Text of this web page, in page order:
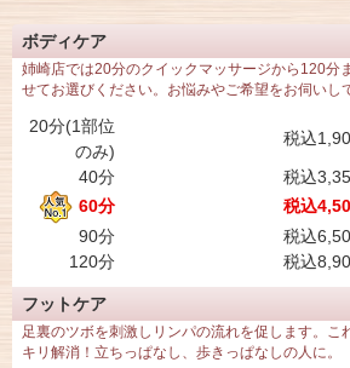
ボディケア
姉崎店では20分のクイックマッサージから120分
せてお選びください。お悩みやご希望をお伺いし
20分(1部位
のみ)
税込
40分
税込
60分
税込
90分
税込
120分
税込
フットケア
足裏のツボを刺激しリンパの流れを促します。こ
キリ解消！立ちっぱなし、歩きっぱなしの人に。